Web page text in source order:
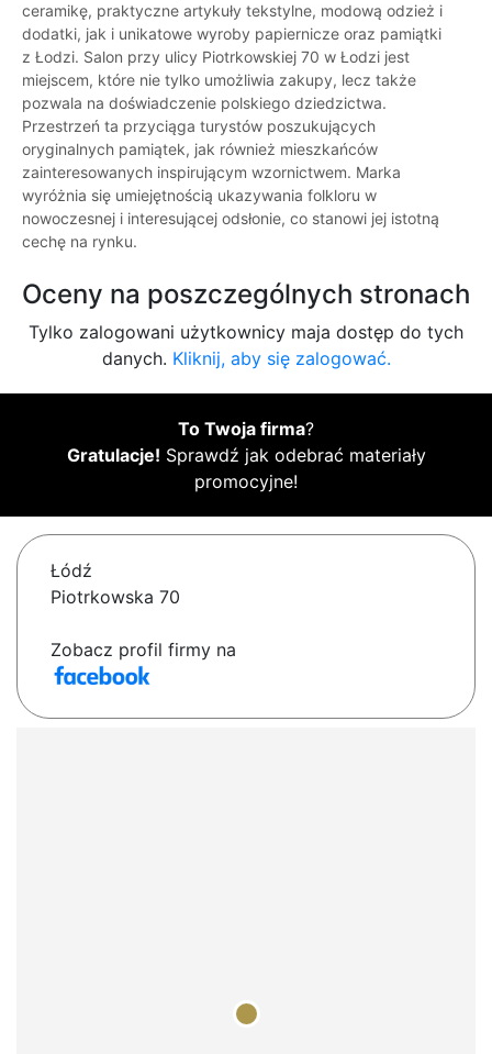
ceramikę, praktyczne artykuły tekstylne, modową odzież i
dodatki, jak i unikatowe wyroby papiernicze oraz pamiątki
z Łodzi. Salon przy ulicy Piotrkowskiej 70 w Łodzi jest
miejscem, które nie tylko umożliwia zakupy, lecz także
pozwala na doświadczenie polskiego dziedzictwa.
Przestrzeń ta przyciąga turystów poszukujących
oryginalnych pamiątek, jak również mieszkańców
zainteresowanych inspirującym wzornictwem. Marka
wyróżnia się umiejętnością ukazywania folkloru w
nowoczesnej i interesującej odsłonie, co stanowi jej istotną
cechę na rynku.
Oceny na poszczególnych stronach
Tylko zalogowani użytkownicy maja dostęp do tych
danych. Kliknij, aby się zalogować.
To Twoja firma?
Gratulacje! Sprawdź jak odebrać materiały
promocyjne!
Łódź
Piotrkowska 70
Zobacz profil firmy na